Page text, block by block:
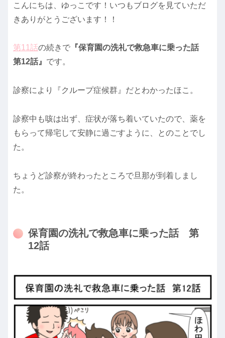
こんにちは、ゆっこです！いつもブログを見ていただ
きありがとうございます！！
第11話の続きで 『保育園の洗礼で救急車に乗った話
第12話』 です。
診察により『クループ症候群』だとわかったほこ。
診察中も咳は出ず、症状が落ち着いていたので、薬を
もらって帰宅して安静に過ごすように、とのことでし
た。
ちょうど診察が終わったところで旦那が到着しまし
た。
保育園の洗礼で救急車に乗った話 第
12話